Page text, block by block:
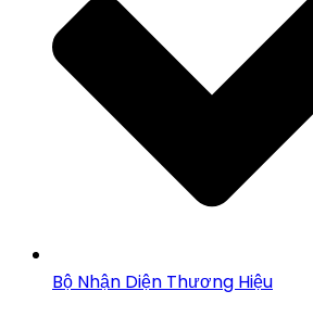
Bộ Nhận Diện Thương Hiệu